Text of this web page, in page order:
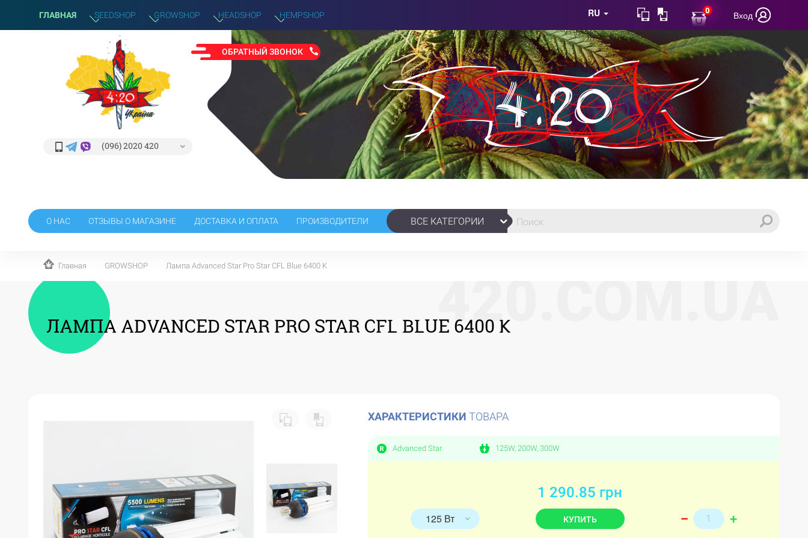
ГЛАВНАЯ SEEDSHOP GROWSHOP HEADSHOP HEMPSHOP RU 0 Вход
ОБРАТНЫЙ ЗВОНОК
(096) 2020 420
О НАС ОТЗЫВЫ О МАГАЗИНЕ ДОСТАВКА И ОПЛАТА ПРОИЗВОДИТЕЛИ ВСЕ КАТЕГОРИИ
Главная GROWSHOP Лампа Advanced Star Pro Star CFL Blue 6400 K
ЛАМПА ADVANCED STAR PRO STAR CFL BLUE 6400 K
420
ХАРАКТЕРИСТИКИ ТОВАРА
Advanced Star 125W, 200W, 300W
125 Вт
1 290.85 грн
КУПИТЬ – +